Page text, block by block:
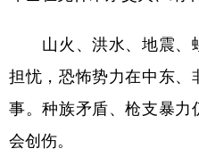
山火、洪水、地震、
担忧，恐怖势力在中东
事。种族矛盾、枪支暴
会创伤。